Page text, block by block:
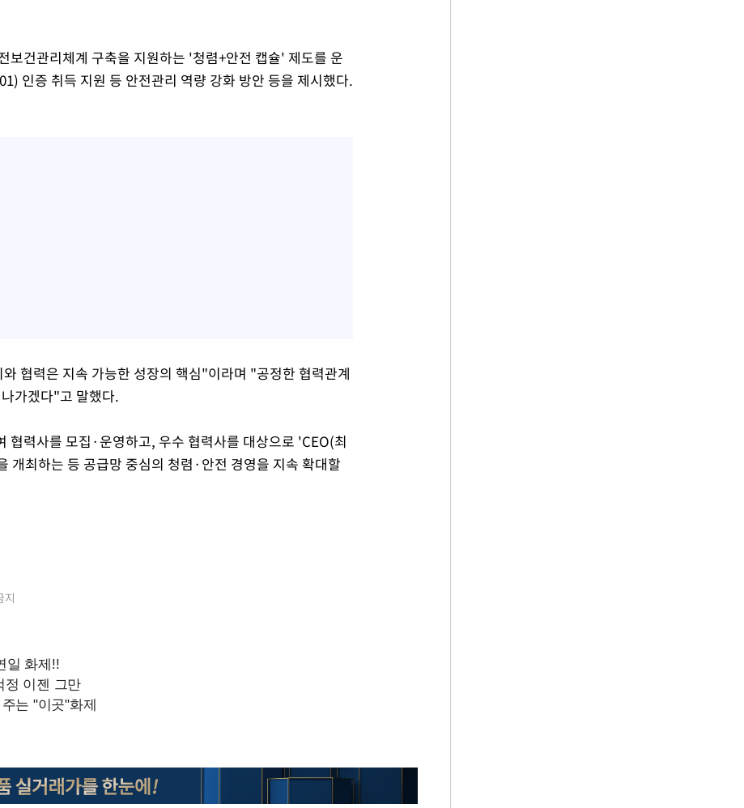
보건관리체계 구축을 지원하는 '청렴+안전 캡슐' 제도를 운
인증 취득 지원 등 안전관리 역량 강화 방안 등을 제시했다.
협력은 지속 가능한 성장의 핵심"이라며 "공정한 협력관계
가겠다"고 말했다.
협력사를 모집·운영하고, 우수 협력사를 대상으로 'CEO(최
개최하는 등 공급망 중심의 청렴·안전 경영을 지속 확대할
지